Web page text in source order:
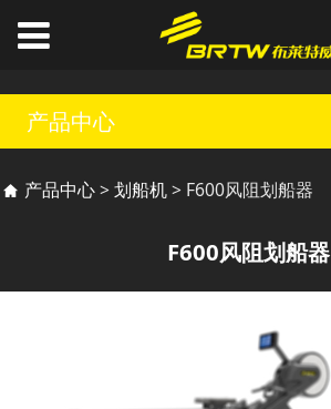
产品中心
F600风阻划船器
产品中心>划船机> F600风阻划船器
F600风阻划船器